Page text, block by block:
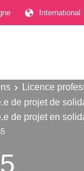
International
Licence
de projet de
de projet en